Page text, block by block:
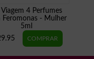
Viagem 4 Perfumes
Feromonas - Mulher
5ml